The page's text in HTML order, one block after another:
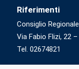
Riferimenti
Consiglio
Via Fabio Flizi, 22
Tel. 02674821